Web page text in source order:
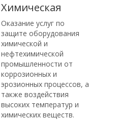
Химическая
Оказание услуг по
защите оборудования
химической и
нефтехимической
промышленности от
коррозионных и
эрозионных процессов, а
также воздействия
высоких температур и
химических веществ.